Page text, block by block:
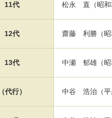
11代 松永 直（昭和
12代 齋藤 利勝（昭
13代 中瀬 郁雄（昭
（代行） 中谷 浩治（平